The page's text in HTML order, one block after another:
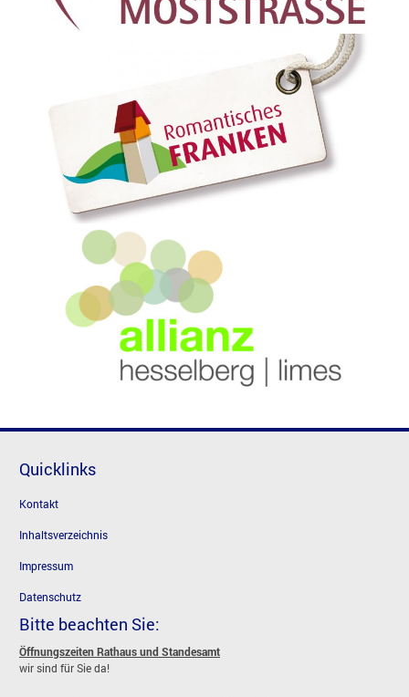
Quicklinks
Kontakt
Inhaltsverzeichnis
Impressum
Datenschutz
Bitte beachten Sie:
Öffnungszeiten Rathaus und Standesamt
wir sind für Sie da!